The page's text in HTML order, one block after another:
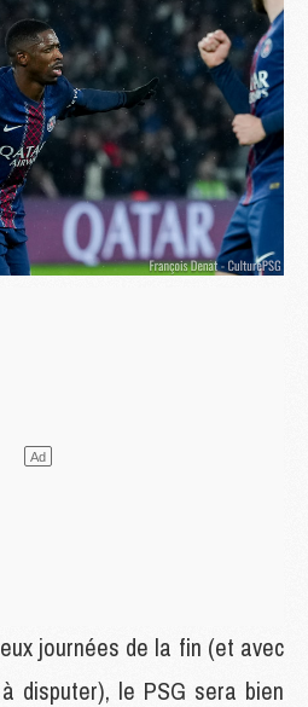
journées de la fin (et avec
disputer), le PSG sera bien